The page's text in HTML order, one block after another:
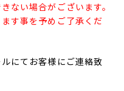
ない場合がございます。
す事を予めご了承くだ
にてお客様にご連絡致